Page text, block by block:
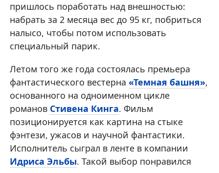
пришлось поработать над внешностью:
набрать за 2 месяца вес до 95 кг, побриться
налысо, чтобы потом использовать
специальный парик.
Летом того же года состоялась премьера
фантастического вестерна «Темная башня»,
основанного на одноименном цикле
романов Стивена Кинга. Фильм
позиционируется как картина на стыке
фэнтези, ужасов и научной фантастики.
Исполнитель сыграл в ленте в компании
Идриса Эльбы. Такой выбор понравился